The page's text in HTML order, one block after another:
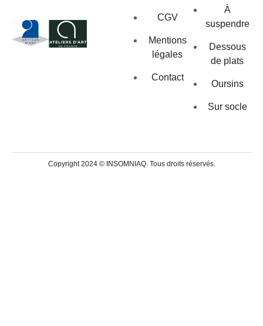
CGV
Mentions
légales
Contact
À
suspendre
Dessous
de plats
Oursins
Sur socle
Copyright 2024 © INSOMNIAQ. Tous droits réservés.